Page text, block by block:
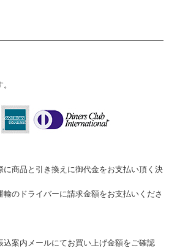
商品と引き換えに御代金をお支払い頂く決
のドライバーに請求金額をお支払いくださ
込案内メールにてお買い上げ金額をご確認